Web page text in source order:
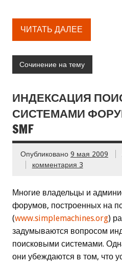
ЧИТАТЬ ДАЛЕЕ
Сочинение на тему
ИНДЕКСАЦИЯ
СИСТЕМАМИ
SMF
Опубликовано 9 мая 2009
комментария 3
Многие владельцы и
форумов, построенных на
(www.simplemachines.org)
задумываются вопросом
поисковыми системами.
они убеждаются в том, что